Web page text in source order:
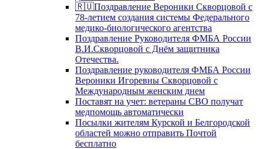
🇷🇺Поздравление Вероники Скворцовой с
78-летием создания системы Федерального
медико-биологического агентства
Поздравление Руководителя ФМБА России
В.И.Скворцовой с Днём защитника
Отечества.
Поздравление руководителя ФМБА России
Вероники Игоревны Скворцовой с
Международным женским днем
Поставят на учет: ветераны СВО получат
медпомощь автоматически
Посылки жителям Курской и Белгородской
областей можно отправить Почтой
бесплатно